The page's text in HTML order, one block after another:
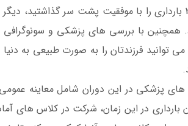
زمانی که هفته 30 بارداری را با موفقیت پشت سر
با بررسی های پزشکی و سونوگرافی
می توانید فرزندتان را به صورت طبیعی به
های پزشکی در این دوران شامل معاینه
بارداری در این زمان، شرکت در کلاس های